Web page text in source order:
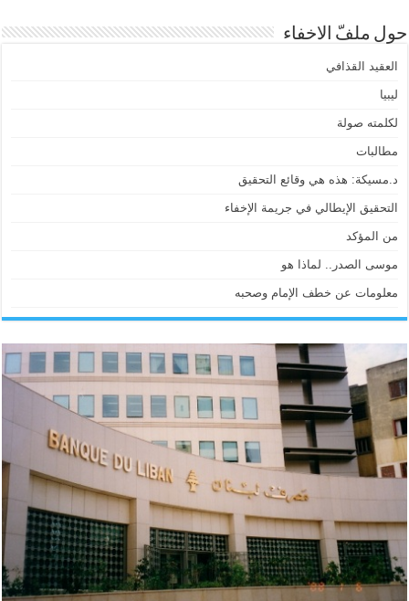
حول ملفّ الاخفاء
العقيد القذافي
ليبيا
لكلمته صولة
مطالبات
د.مسيكة: هذه هي وقائع التحقيق
التحقيق الإيطالي في جريمة الإخفاء
من المؤكد
موسى الصدر.. لماذا هو
معلومات عن خطف الإمام وصحبه